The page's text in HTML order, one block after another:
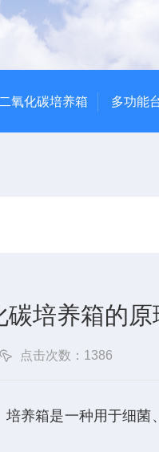
氧化碳培养箱 多功能
培养箱的
点击次数：1386
养箱是一种用于细